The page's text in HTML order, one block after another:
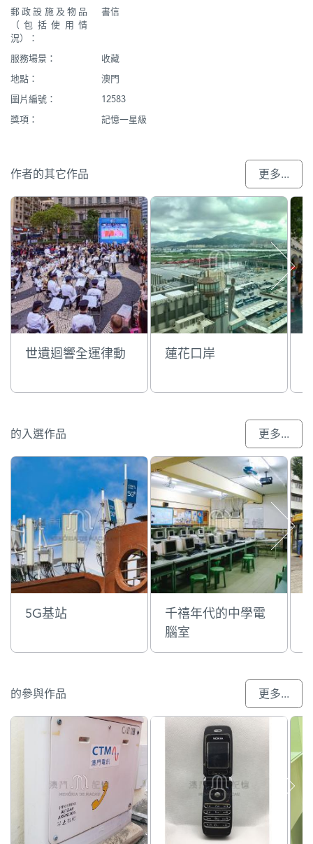
郵政設施及物品
（包括使用情
況）：
書信
服務場景：
收藏
地點：
澳門
圖片編號：
12583
獎項：
記憶一星級
作者的其它作品 更多...
世遺迴響全運律動 蓮花口岸
的入選作品 更多...
5G基站
千禧年代的中學電
腦室
的參與作品 更多...